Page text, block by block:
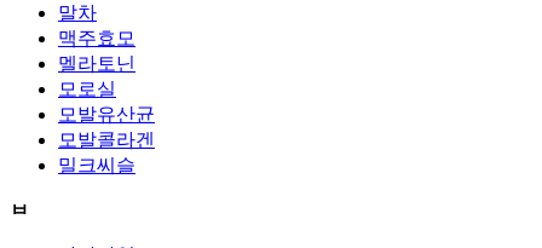
말차
맥주효모
멜라토닌
모로실
모발유산균
모발콜라겐
밀크씨슬
ㅂ